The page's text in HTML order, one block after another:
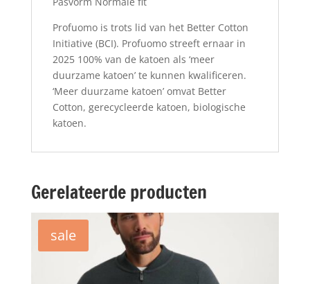
Profuomo is trots lid van het Better Cotton
Initiative (BCI). Profuomo streeft ernaar in
2025 100% van de katoen als ‘meer
duurzame katoen’ te kunnen kwalificeren.
‘Meer duurzame katoen’ omvat Better
Cotton, gerecycleerde katoen, biologische
katoen.
Gerelateerde producten
sale